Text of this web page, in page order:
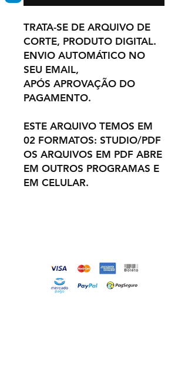
TRATA-SE DE ARQUIVO DE
CORTE, PRODUTO DIGITAL.
ENVIO AUTOMÁTICO NO
SEU EMAIL,
APÓS APROVAÇÃO DO
PAGAMENTO.
ESTE ARQUIVO TEMOS EM
02 FORMATOS: STUDIO/PDF
OS ARQUIVOS EM PDF ABRE
EM OUTROS PROGRAMAS E
EM CELULAR.